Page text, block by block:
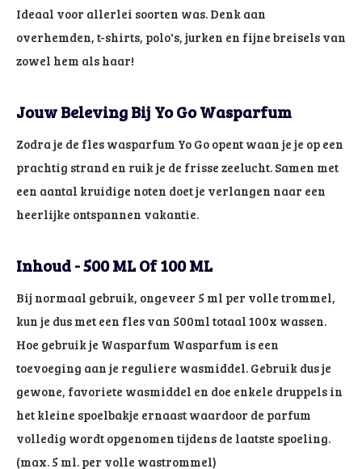
Ideaal voor allerlei soorten was. Denk aan
overhemden, t-shirts, polo's, jurken en fijne breisels van
zowel hem als haar!
Jouw Beleving Bij Yo Go Wasparfum
Zodra je de fles wasparfum Yo Go opent waan je je op een
prachtig strand en ruik je de frisse zeelucht. Samen met
een aantal kruidige noten doet je verlangen naar een
heerlijke ontspannen vakantie.
Inhoud - 500 ML Of 100 ML
Bij normaal gebruik, ongeveer 5 ml per volle trommel,
kun je dus met een fles van 500ml totaal 100x wassen.
Hoe gebruik je Wasparfum Wasparfum is een
toevoeging aan je reguliere wasmiddel. Gebruik dus je
gewone, favoriete wasmiddel en doe enkele druppels in
het kleine spoelbakje ernaast waardoor de parfum
volledig wordt opgenomen tijdens de laatste spoeling.
(max. 5 ml. per volle wastrommel)